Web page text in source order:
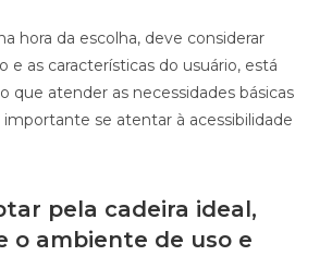
hora da escolha, deve considerar
e as características do usuário, está
que atender as necessidades básicas
importante se atentar à acessibilidade
pela cadeira ideal,
o ambiente de uso e